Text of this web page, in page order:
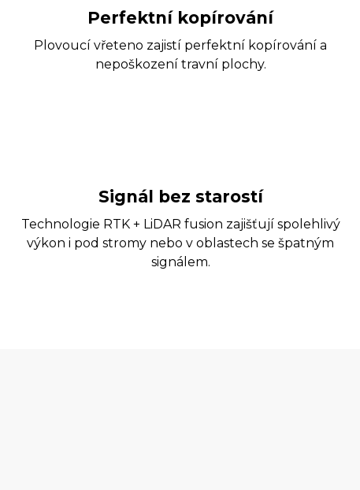
Perfektní kopírování
Plovoucí vřeteno zajistí perfektní kopírování a
nepoškození travní plochy.
Signál bez starostí
Technologie RTK + LiDAR fusion zajišťují spolehlivý
výkon i pod stromy nebo v oblastech se špatným
signálem.